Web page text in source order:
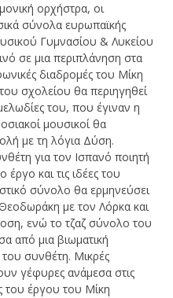
ορχήστρα, οι
σύνολα ευρωπαϊκής
Γυμνασίου & Λυκείου
σε μια περιπλάνηση στα
διαδρομές του Μίκη
σχολείου θα περιηγηθεί
του, που έγιναν η
μουσικοί θα
με τη λόγια Δύση.
για τον Ισπανό ποιητή
και τις ιδέες του
σύνολο θα ερμηνεύσει
με τον Λόρκα και
ενώ το τζαζ σύνολο του
από μια βιωματική
συνθέτη. Μικρές
γέφυρες ανάμεσα στις
του έργου του Μίκη